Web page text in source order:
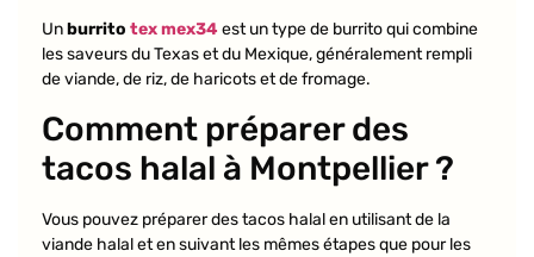
Unburrito tex mex34 est un type de burrito qui combine
les saveurs du Texas et du Mexique, généralement rempli
de viande, de riz, de haricots et de fromage.
Comment préparer des
tacos halal à Montpellier ?
Vous pouvez préparer des tacos halal en utilisant de la
viande halal et en suivant les mêmes étapes que pour les